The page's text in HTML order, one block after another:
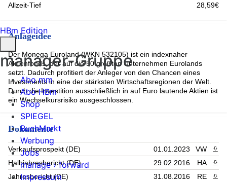
Rest (29.68%)
Allzeit-Tief
28,59€
Anlageidee
Der Monega Euroland (WKN 532105) ist ein indexnaher
Aktienfonds, der auf die 50 größten Unternehmen Eurolands
setzt. Dadurch profitiert der Anleger von den Chancen eines
Investments in eine der stärksten Wirtschaftsregionen der Welt.
Durch die Investition ausschließlich in auf Euro lautende Aktien ist
ein Wechselkursrisiko ausgeschlossen.
Dokumente
Verkaufsprospekt (DE) 01.01.2023 VW
Halbjahresbericht (DE)
29.02.2016 HA
Jahresbericht (DE)
31.08.2016 RE
HBm Edition
manager-Gruppe
Abo mm
Abo HBm
Shop
SPIEGEL
BuchMarkt
Werbung
Jobs
manage › forward
Impressum